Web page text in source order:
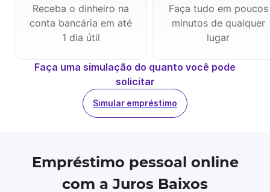
Receba o dinheiro na
conta bancária em até
1 dia útil
Faça tudo em poucos
minutos de qualquer
lugar
Faça uma simulação do quanto você pode
solicitar
Simular empréstimo
Empréstimo pessoal online
com a Juros Baixos